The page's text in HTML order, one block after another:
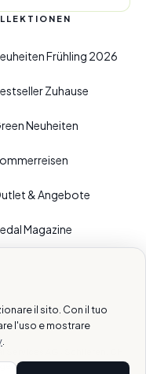
Frühling 2026
Zuhause
Neuheiten
& Angebote
Magazine
il sito. Con il tuo
l'uso e mostrare